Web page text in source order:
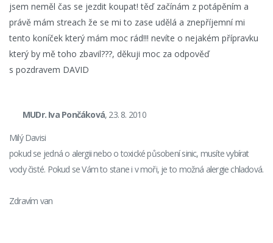
jsem neměl čas se jezdit koupat! těď začínám z potápěním a
právě mám streach že se mi to zase udělá a znepříjemní mi
tento koníček který mám moc rád!!! nevíte o nejakém přípravku
který by mě toho zbavil???, děkuji moc za odpověď
s pozdravem DAVID
MUDr. Iva Pončáková, 23. 8. 2010
Milý Davisi
pokud se jedná o alergii nebo o toxické působení sinic, musíte vybírat
vody čisté. Pokud se Vám to stane i v moři, je to možná alergie chladová.
Zdravím van